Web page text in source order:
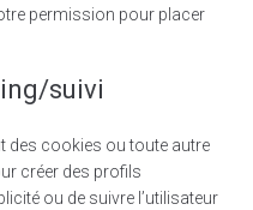
permission pour placer
suivi
des cookies ou toute autre
créer des profils
ou de suivre l’utilisateur